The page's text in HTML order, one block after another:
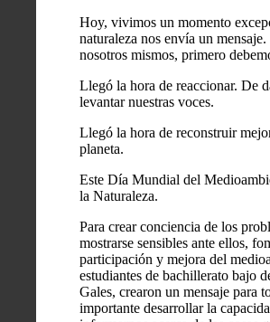
Hoy, vivimos un momento
naturaleza nos envía un
nosotros mismos, primero
Llegó la hora de reaccionar. De
levantar nuestras voces.
Llegó la hora de reconstruir
planeta.
Este Día Mundial del
la Naturaleza.
Para crear conciencia de los
mostrarse sensibles ante ellos,
participación y mejora del
estudiantes de bachillerato bajo
Gales, crearon un mensaje para
importante desarrollar la